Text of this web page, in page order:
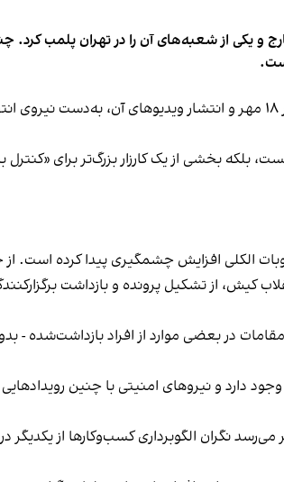
یکی از شعبه‌های آن را در تهران پلمب کرد.
برخی رسانه‌ها در ایران گزارش دادند فروشگاه جین‌وست در خیابان فرشته تهران، شنبه ۱۹ مهر و پس از برگزاری جشنی در ۱۸ مهر و انتشار
بخشی از یک کارزار بزرگ‌تر برای «کنترل
الکلی افزایش چشمگیری پیدا کرده است. از
کیش، از تشکیل پرونده و بازداشت
در بعضی موارد از افراد بازداشت‌‌شده -
دارد و نیروهای امنیتی با چنین
نگران الگوبرداری کسب‌وکارها از یکدیگر